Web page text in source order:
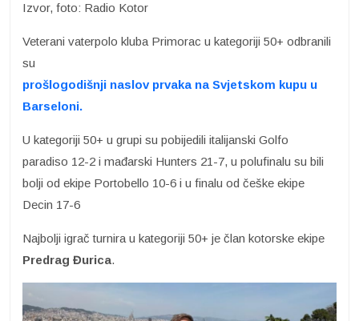
Izvor, foto: Radio Kotor
Veterani vaterpolo kluba Primorac u kategoriji 50+ odbranili
su
prošlogodišnji naslov prvaka na Svjetskom kupu u
Barseloni.
U kategoriji 50+ u grupi su pobijedili italijanski Golfo
paradiso 12-2 i mađarski Hunters 21-7, u polufinalu su bili
bolji od ekipe Portobello 10-6 i u finalu od češke ekipe
Decin 17-6
Najbolji igrač turnira u kategoriji 50+ je član kotorske ekipe
Predrag Đurica.